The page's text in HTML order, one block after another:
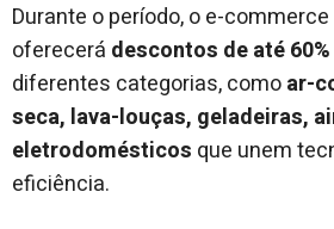
Durante o período, o e-
oferecerá descontos de até 60%
diferentes categorias, comoar-
seca, lava-louças, geladeiras,
eletrodomésticos que unem
eficiência.